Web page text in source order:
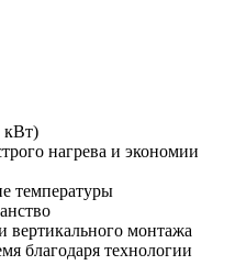
кВт)
нагрева и экономии
температуры
вертикального монтажа
благодаря технологии